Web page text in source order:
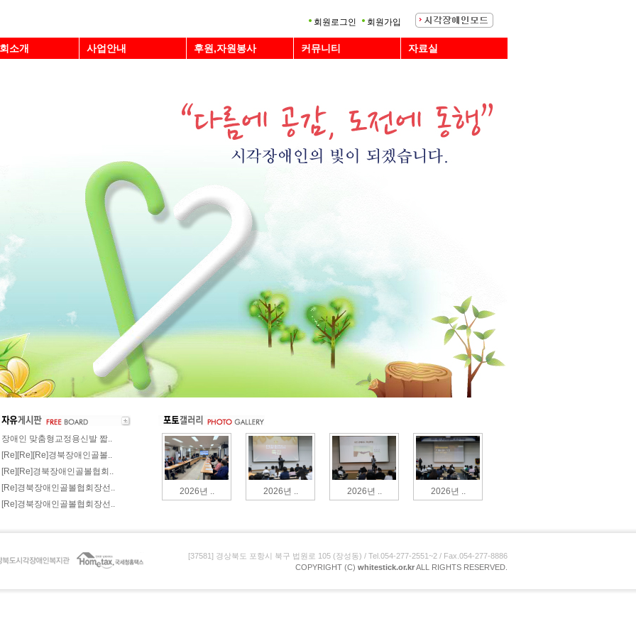
회원로그인 회원가입
소개 사업안내 후원,자원봉사 커뮤니티 자료실
장애인 맞춤형교정용신발 짧..
[Re][Re][Re]경북장애인골볼..
[Re][Re]경북장애인골볼협회..
[Re]경북장애인골볼협회장선..
[Re]경북장애인골볼협회장선..
2026년 .. 2026년 .. 2026년 .. 2026년 ..
[37581] 경상북도 포항시 북구 법원로 105 (장성동) / Tel.054-277-2551~2 / Fax.054-277-8886
COPYRIGHT (C) whitestick.or.krALL RIGHTS RESERVED.